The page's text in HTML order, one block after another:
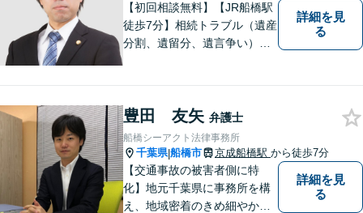
【初回相談無料】【JR船橋駅
徒歩7分】相続トラブル（遺産
分割、遺留分、遺言争い）、
詳細を見
る
豊田 友矢 弁護士
船橋シーアクト法律事務所
千葉県|船橋市 京成船橋駅 から徒歩7分
【交通事故の被害者側に特
化】地元千葉県に事務所を構
え、地域密着のきめ細やかな
詳細を見
る